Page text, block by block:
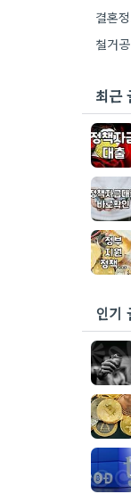
결혼
철거
최근
인기